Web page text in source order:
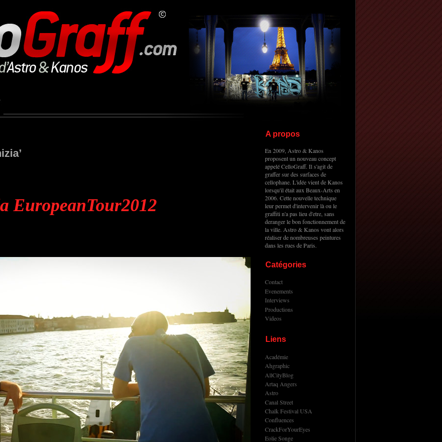
EuropeanTour2012
A propos
En 2009, Astro & Kanos
proposent un nouveau concept
appelé CelloGraff. Il s'agit de
graffer sur des surfaces de
cellophane. L'idée vient de Kanos
lorsqu'il était aux Beaux-Arts en
2006. Cette nouvelle technique
leur permet d'intervenir là ou le
graffiti n'a pas lieu d'etre, sans
deranger le bon fonctionnement de
la ville. Astro & Kanos vont alors
réaliser de nombreuses peintures
dans les rues de Paris.
Catégories
Contact
Evenements
Interviews
Productions
Videos
Liens
Académie
Ahgraphic
AllCityBlog
Artaq Angers
Astro
Canal Street
Chalk Festival USA
Confluences
CrackForYourEyes
Eolie Songe